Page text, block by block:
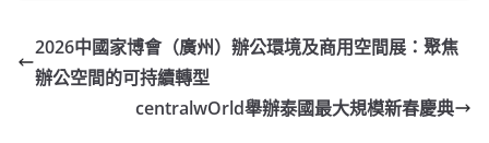
2026中國家博會（廣州）辦公環境及商用空間展：聚焦
辦公空間的可持續轉型
centralwOrld舉辦泰國最大規模新春慶典